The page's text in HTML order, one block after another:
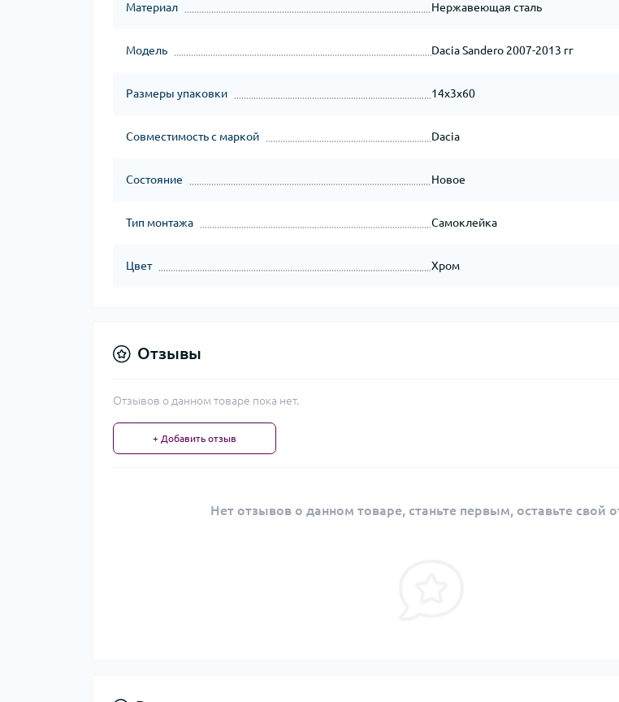
Материал Нержавеющая сталь
Модель Dacia Sandero 2007-2013 гг
Размеры упаковки 14x3x60
Совместимость с маркой Dacia
Состояние Новое
Тип монтажа Самоклейка
Цвет Хром
Отзывы
Отзывов о данном товаре пока нет.
+ Добавить отзыв
Нет отзывов о данном товаре, станьте первым, оставьте свой